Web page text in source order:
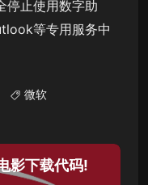
停止使用数字助
等专用服务中
微软
影下载代码!